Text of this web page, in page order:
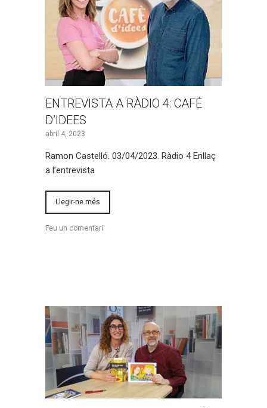
ENTREVISTA A RÀDIO 4: CAFÉ
D’IDEES
abril 4, 2023
Ramon Castelló. 03/04/2023. Ràdio 4 Enllaç
a l’entrevista
Llegir-ne més
Feu un comentari